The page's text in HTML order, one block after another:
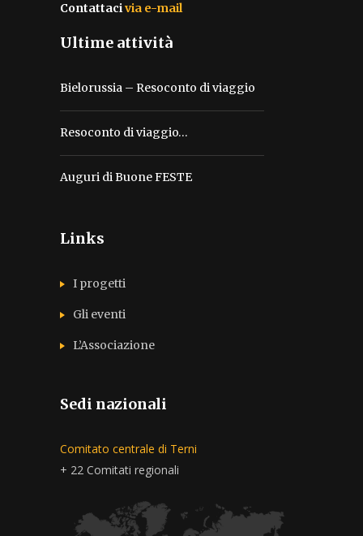
Contattacivia e-mail
Ultime attività
Bielorussia – Resoconto di viaggio
Resoconto di viaggio…
Auguri di Buone FESTE
Links
I progetti
Gli eventi
L’Associazione
Sedi nazionali
Comitato centrale di Terni
+ 22 Comitati regionali